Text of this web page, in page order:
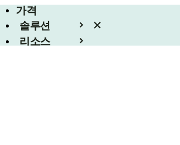
가격
솔루션
리소스